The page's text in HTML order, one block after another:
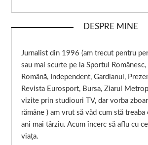
DESPRE MINE
Jurnalist din 1996 (am trecut pentru
sau mai scurte pe la Sportul
Română, Independent, Gardianul,
Revista Eurosport, Bursa, Ziarul
vizite prin studiouri TV, dar vorba
rămâne ) am vrut să văd cum stă
ani mai târziu. Acum încerc să aflu cu
viața.